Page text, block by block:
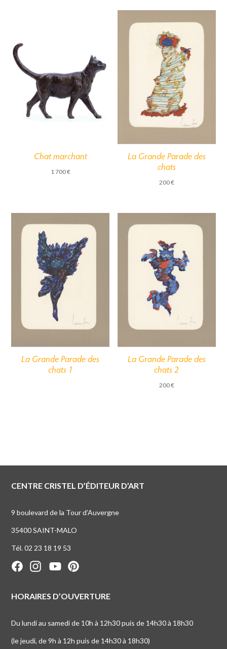
Chat marchant
1 700€
La Grande Parade des
chats
200€
La Grande Parade des
chats 1
La Grande Parade des
chats 2
200€
CENTRE CRISTEL D’ÉDITEUR D’ART
9 boulevard de la Tour d’Auvergne
35400 SAINT-MALO
Tél. 02 23 18 19 53
HORAIRES D’OUVERTURE
Du lundi au samedi de 10h à 12h30 puis de 14h30 à 18h30
(le jeudi, de 9h à 12h puis de 14h30 à 18h30)